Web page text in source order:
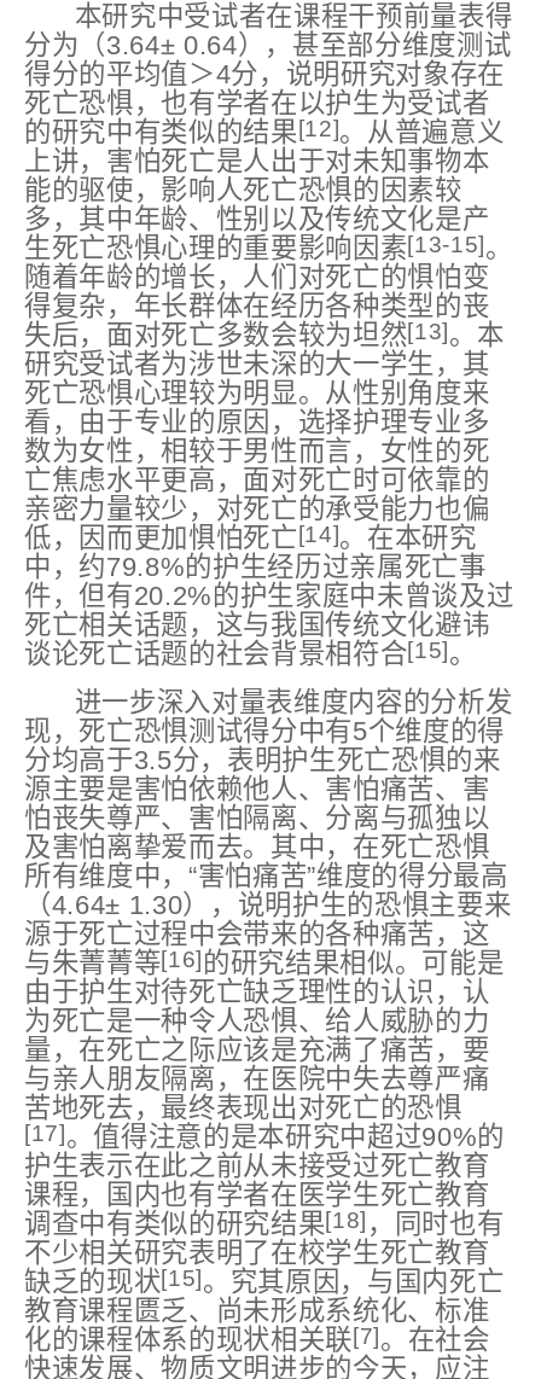
本研究中受试者在课程干预前量表得
分为（3.64± 0.64），甚至部分维度测试
得分的平均值＞4分，说明研究对象存在
死亡恐惧，也有学者在以护生为受试者
的研究中有类似的结果 [12]。从普遍意义
上讲，害怕死亡是人出于对未知事物本
能的驱使，影响人死亡恐惧的因素较
多，其中年龄、性别以及传统文化是产
生死亡恐惧心理的重要影响因素[13-15]。
随着年龄的增长，人们对死亡的惧怕变
得复杂，年长群体在经历各种类型的丧
失后，面对死亡多数会较为坦然[13]。本
研究受试者为涉世未深的大一学生，其
死亡恐惧心理较为明显。从性别角度来
看，由于专业的原因，选择护理专业多
数为女性，相较于男性而言，女性的死
亡焦虑水平更高，面对死亡时可依靠的
亲密力量较少，对死亡的承受能力也偏
低，因而更加惧怕死亡[14]。在本研究
中，约79.8%的护生经历过亲属死亡事
件，但有20.2%的护生家庭中未曾谈及过
死亡相关话题，这与我国传统文化避讳
谈论死亡话题的社会背景相符合[15]。
进一步深入对量表维度内容的分析发
现，死亡恐惧测试得分中有5个维度的得
分均高于3.5分，表明护生死亡恐惧的来
源主要是害怕依赖他人、害怕痛苦、害
怕丧失尊严、害怕隔离、分离与孤独以
及害怕离挚爱而去。其中，在死亡恐惧
所有维度中，“害怕痛苦”维度的得分最高
（4.64± 1.30），说明护生的恐惧主要来
源于死亡过程中会带来的各种痛苦，这
与朱菁菁等[16] 的研究结果相似。可能是
由于护生对待死亡缺乏理性的认识，认
为死亡是一种令人恐惧、给人威胁的力
量，在死亡之际应该是充满了痛苦，要
与亲人朋友隔离，在医院中失去尊严痛
苦地死去，最终表现出对死亡的恐惧
[17]。值得注意的是本研究中超过90%的
护生表示在此之前从未接受过死亡教育
课程，国内也有学者在医学生死亡教育
调查中有类似的研究结果[18] ，同时也有
不少相关研究表明了在校学生死亡教育
缺乏的现状[15]。究其原因，与国内死亡
教育课程匮乏、尚未形成系统化、标准
化的课程体系的现状相关联[7]。在社会
快速发展、物质文明进步的今天，应注